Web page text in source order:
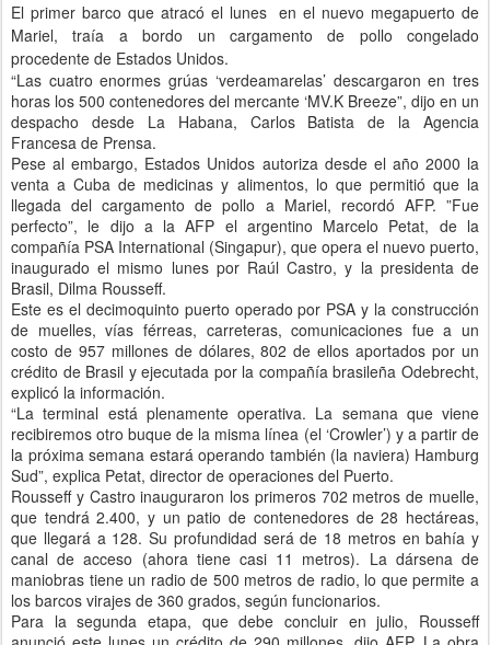
El primer barco que atracó el lunes en el nuevo megapuerto de
Mariel, traía a bordo un cargamento de pollo congelado
procedente de Estados Unidos.
“Las cuatro enormes grúas ‘verdeamarelas’ descargaron en tres
horas los 500 contenedores del mercante ‘MV.K Breeze”, dijo en un
despacho desde La Habana, Carlos Batista de la Agencia
Francesa de Prensa.
Pese al embargo, Estados Unidos autoriza desde el año 2000 la
venta a Cuba de medicinas y alimentos, lo que permitió que la
llegada del cargamento de pollo a Mariel, recordó AFP. ”Fue
perfecto”, le dijo a la AFP el argentino Marcelo Petat, de la
compañía PSA International (Singapur), que opera el nuevo puerto,
inaugurado el mismo lunes por Raúl Castro, y la presidenta de
Brasil, Dilma Rousseff.
Este es el decimoquinto puerto operado por PSA y la construcción
de muelles, vías férreas, carreteras, comunicaciones fue a un
costo de 957 millones de dólares, 802 de ellos aportados por un
crédito de Brasil y ejecutada por la compañía brasileña Odebrecht,
explicó la información.
“La terminal está plenamente operativa. La semana que viene
recibiremos otro buque de la misma línea (el ‘Crowler’) y a partir de
la próxima semana estará operando también (la naviera) Hamburg
Sud”, explica Petat, director de operaciones del Puerto.
Rousseff y Castro inauguraron los primeros 702 metros de muelle,
que tendrá 2.400, y un patio de contenedores de 28 hectáreas,
que llegará a 128. Su profundidad será de 18 metros en bahía y
canal de acceso (ahora tiene casi 11 metros). La dársena de
maniobras tiene un radio de 500 metros de radio, lo que permite a
los barcos virajes de 360 grados, según funcionarios.
Para la segunda etapa, que debe concluir en julio, Rousseff